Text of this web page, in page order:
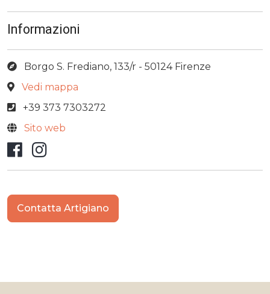
Informazioni
Borgo S. Frediano, 133/r - 50124 Firenze
Vedi mappa
+39 373 7303272
Sito web
Facebook
Instagram
Contatta Artigiano